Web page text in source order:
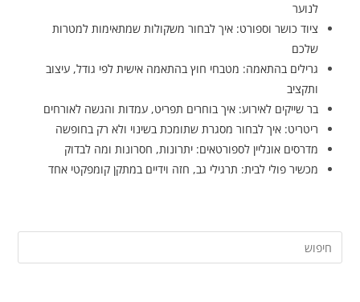
לנוער
ציוד כושר וספורט: איך לבחור משקולות שמתאימות למטרות
שלכם
גרילים בהתאמה: מטבחי חוץ בהתאמה אישית לפי גודל, עיצוב
ותקציב
בר שייקים לאירוע: איך בוחרים תפריט, עמדות והגשה לאורחים
ריטריט: איך לבחור מסגרת שתומכת בשינוי ולא רק בחופשה
מדרסים אונליין לספורטאים: יתרונות, חסרונות ומה לבדוק
מכשיר פולי לבית: תרגילי גב, חזה וידיים במתקן קומפקטי אחד